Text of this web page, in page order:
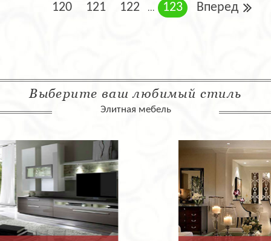
120 121 122 ... 123 Вперед
Выберите ваш любимый стиль
Элитная мебель